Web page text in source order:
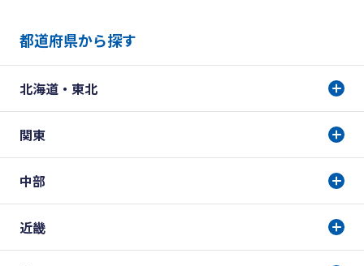
都道府県から探す
北海道・東北
関東
中部
近畿